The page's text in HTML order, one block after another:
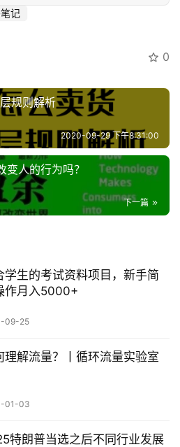
记
0
规则解析
2020-09-29 下午8:31:00
人的行为吗？
下一篇
学生的考试资料项目，新手简
作月入5000+
09-25
理解流量？丨循环流量实验室
01-03
特朗普当选之后不同行业发展